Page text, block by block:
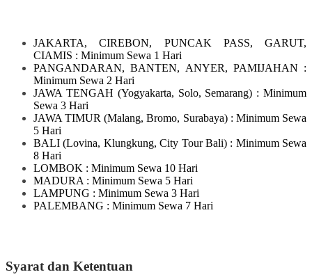
JAKARTA, CIREBON, PUNCAK PASS, GARUT,
CIAMIS : Minimum Sewa 1 Hari
PANGANDARAN, BANTEN, ANYER, PAMIJAHAN :
Minimum Sewa 2 Hari
JAWA TENGAH (Yogyakarta, Solo, Semarang) : Minimum
Sewa 3 Hari
JAWA TIMUR(Malang, Bromo, Surabaya) : Minimum Sewa
5 Hari
BALI (Lovina, Klungkung, City Tour Bali) : Minimum Sewa
8 Hari
LOMBOK : Minimum Sewa 10 Hari
MADURA : Minimum Sewa 5 Hari
LAMPUNG : Minimum Sewa 3 Hari
PALEMBANG : Minimum Sewa 7 Hari
Syarat dan Ketentuan